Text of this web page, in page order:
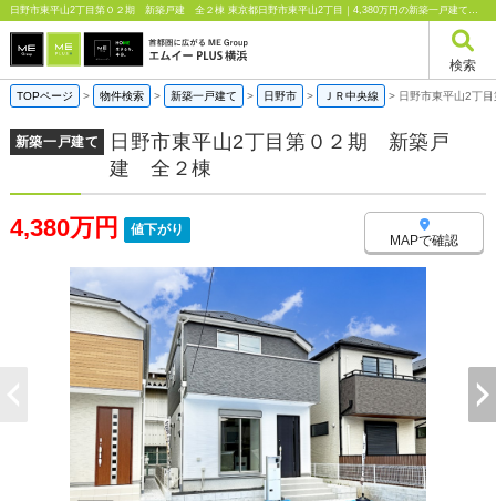
日野市東平山2丁目第０２期 新築戸建 全２棟 東京都日野市東平山2丁目｜4,380万円の新築一戸建て｜エムイーPLUS横浜
検索
TOPページ > 物件検索 > 新築一戸建て > 日野市 > ＪＲ中央線 > 日野市東平山2丁
新築一戸建て
日野市東平山2丁目第０２期 新築戸
建 全２棟
4,380万円 値下がり
MAPで確認